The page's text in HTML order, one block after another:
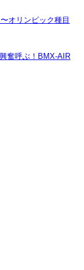
オリンピック種目
奮呼ぶ！BMX-AIR